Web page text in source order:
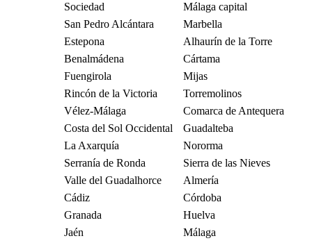
Sociedad
Málaga capital
San Pedro Alcántara
Marbella
Estepona
Alhaurín de la Torre
Benalmádena
Cártama
Fuengirola
Mijas
Rincón de la Victoria
Torremolinos
Vélez-Málaga
Comarca de Antequera
Costa del Sol Occidental
Guadalteba
La Axarquía
Nororma
Serranía de Ronda
Sierra de las Nieves
Valle del Guadalhorce
Almería
Cádiz
Córdoba
Granada
Huelva
Jaén
Málaga